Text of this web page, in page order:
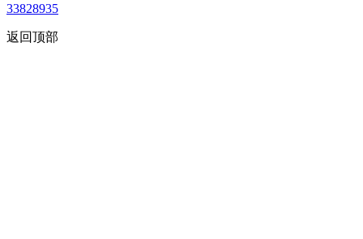
33828935
返回顶部